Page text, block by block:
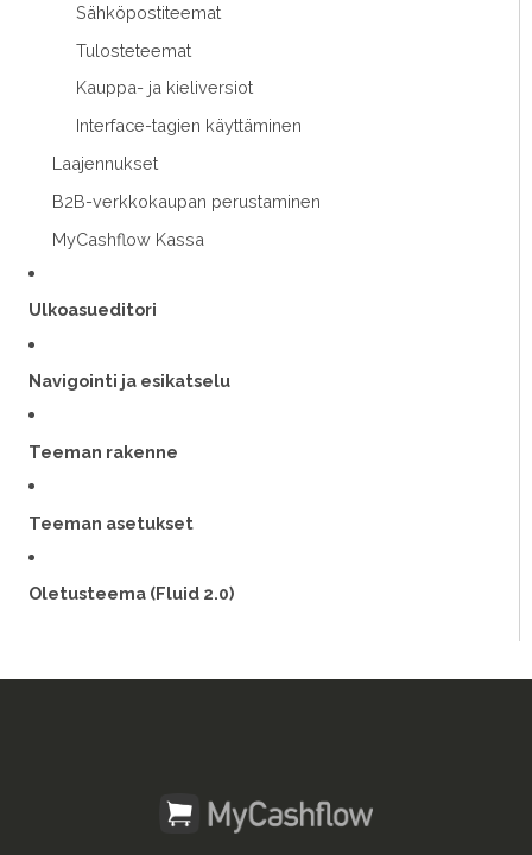
Sähköpostiteemat
Tulosteteemat
Kauppa- ja kieliversiot
Interface-tagien käyttäminen
Laajennukset
B2B-verkkokaupan perustaminen
MyCashflow Kassa
Ulkoasueditori
Navigointi ja esikatselu
Teeman rakenne
Teeman asetukset
Oletusteema (Fluid 2.0)